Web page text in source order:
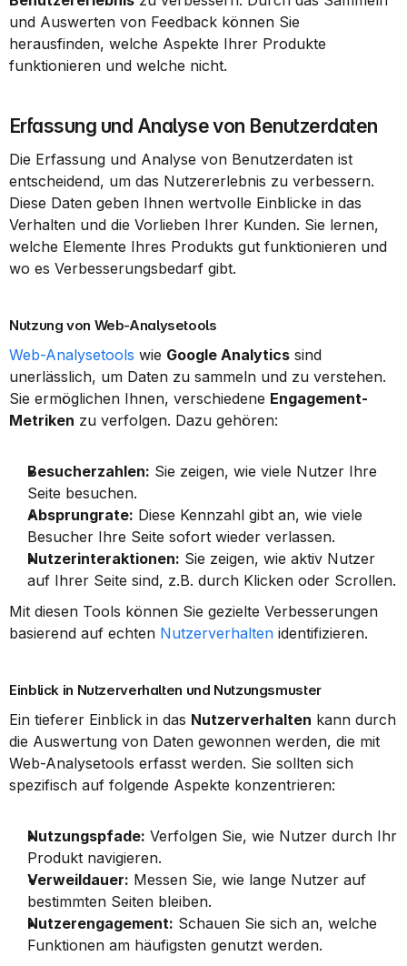
und Auswerten von Feedback können Sie
herausfinden, welche Aspekte Ihrer Produkte
funktionieren und welche nicht.
Erfassung und Analyse von Benutzerdaten
Die Erfassung und Analyse von Benutzerdaten ist
entscheidend, um das Nutzererlebnis zu verbessern.
Diese Daten geben Ihnen wertvolle Einblicke in das
Verhalten und die Vorlieben Ihrer Kunden. Sie lernen,
welche Elemente Ihres Produkts gut funktionieren und
wo es Verbesserungsbedarf gibt.
Nutzung von Web-Analysetools
Web-Analysetools wie Google Analytics sind
unerlässlich, um Daten zu sammeln und zu verstehen.
Sie ermöglichen Ihnen, verschiedene Engagement-
Metriken zu verfolgen. Dazu gehören:
Besucherzahlen: Sie zeigen, wie viele Nutzer Ihre
Seite besuchen.
Absprungrate: Diese Kennzahl gibt an, wie viele
Besucher Ihre Seite sofort wieder verlassen.
Nutzerinteraktionen: Sie zeigen, wie aktiv Nutzer
auf Ihrer Seite sind, z.B. durch Klicken oder Scrollen.
Mit diesen Tools können Sie gezielte Verbesserungen
basierend auf echten Nutzerverhalten identifizieren.
Einblick in Nutzerverhalten und Nutzungsmuster
Ein tieferer Einblick in das Nutzerverhalten kann durch
die Auswertung von Daten gewonnen werden, die mit
Web-Analysetools erfasst werden. Sie sollten sich
spezifisch auf folgende Aspekte konzentrieren:
Nutzungspfade: Verfolgen Sie, wie Nutzer durch Ihr
Produkt navigieren.
Verweildauer: Messen Sie, wie lange Nutzer auf
bestimmten Seiten bleiben.
Nutzerengagement: Schauen Sie sich an, welche
Funktionen am häufigsten genutzt werden.